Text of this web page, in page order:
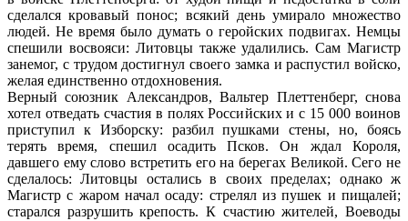
сделался кровавый понос; всякий день умирало множество
людей. Не время было думать о геройских подвигах. Немцы
спешили восвояси: Литовцы также удалились. Сам Магистр
занемог, с трудом достигнул своего замка и распустил войско,
желая единственно отдохновения.
Верный союзник Александров, Вальтер Плеттенберг, снова
хотел отведать счастия в полях Российских и с 15 000 воинов
приступил к Изборску: разбил пушками стены, но, боясь
терять время, спешил осадить Псков. Он ждал Короля,
давшего ему слово встретить его на берегах Великой. Сего не
сделалось: Литовцы остались в своих пределах; однако ж
Магистр с жаром начал осаду: стрелял из пушек и пищалей;
старался разрушить крепость. К счастию жителей, Воеводы